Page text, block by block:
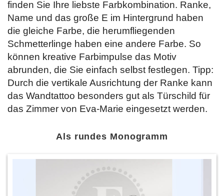
finden Sie Ihre liebste Farbkombination. Ranke,
Name und das große E im Hintergrund haben
die gleiche Farbe, die herumfliegenden
Schmetterlinge haben eine andere Farbe. So
können kreative Farbimpulse das Motiv
abrunden, die Sie einfach selbst festlegen. Tipp:
Durch die vertikale Ausrichtung der Ranke kann
das Wandtattoo besonders gut als Türschild für
das Zimmer von Eva-Marie eingesetzt werden.
Als rundes Monogramm